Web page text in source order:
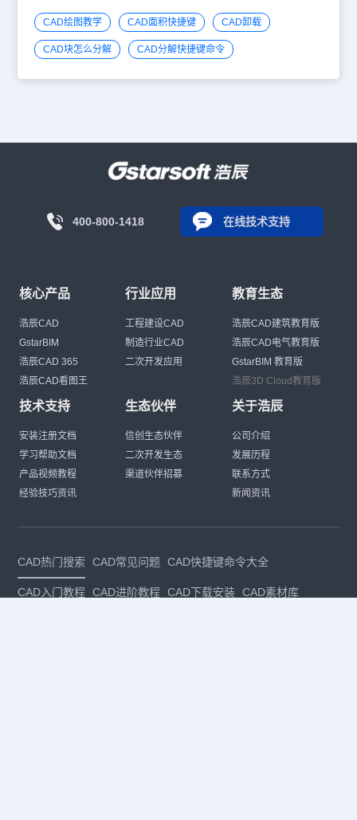
CAD绘图教学 CAD面积快捷键 CAD卸载
CAD块怎么分解 CAD分解快捷键命令
400-800-1418 在线技术支持
核心产品
浩辰CAD
GstarBIM
浩辰CAD 365
浩辰CAD看图王
行业应用
工程建设CAD
制造行业CAD
二次开发应用
教育生态
浩辰CAD建筑教育版
浩辰CAD电气教育版
GstarBIM 教育版
浩辰3D Cloud教育版
技术支持
安装注册文档
学习帮助文档
产品视频教程
经验技巧资讯
生态伙伴
信创生态伙伴
二次开发生态
渠道伙伴招募
关于浩辰
公司介绍
发展历程
联系方式
新闻资讯
CAD热门搜索 CAD常见问题 CAD快捷键命令大全
CAD入门教程 CAD进阶教程 CAD下载安装 CAD素材库